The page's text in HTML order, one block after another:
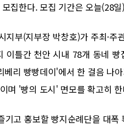
집한다. 모집 기간은 오늘(28
지부(지부장 박창호)가 주최·
이틀간 천안 시내 78개 동네
베리 빵빵데이'에서 한 걸음 나
며 '빵의 도시' 면모를 확고히
기고 홍보할 빵지순례단을 대